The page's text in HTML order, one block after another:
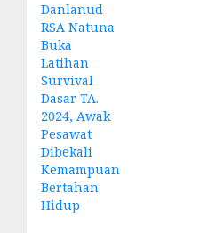
Danlanud
RSA Natuna
Buka
Latihan
Survival
Dasar TA.
2024, Awak
Pesawat
Dibekali
Kemampuan
Bertahan
Hidup